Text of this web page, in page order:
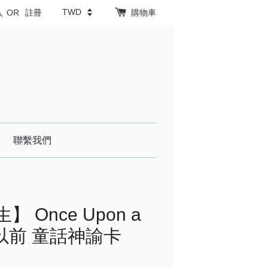
OR 註冊 購物車
聯繫我們
】 Once Upon a
前 童話神諭卡